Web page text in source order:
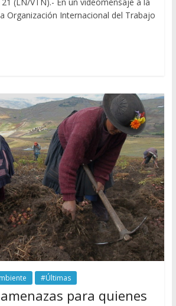
Organización Internacional del Trabajo
#Últimas
para quienes